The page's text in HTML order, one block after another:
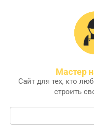
Мастер
Сайт для тех, кто
строить
Поиск: